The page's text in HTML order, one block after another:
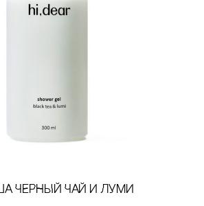
ЧЕРНЫЙ ЧАЙ И ЛУМИ